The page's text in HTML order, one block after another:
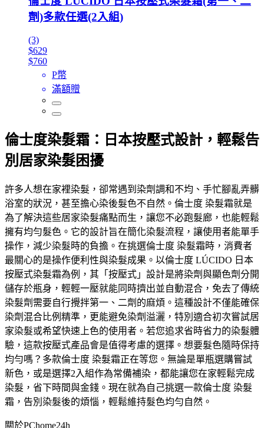
劑)多款任選(2入組)
(3)
$629
$760
P幣
滿額贈
倫士度染髮霜：日本按壓式設計，輕鬆告
別居家染髮困擾
許多人想在家裡染髮，卻常遇到染劑調和不均、手忙腳亂弄髒
浴室的狀況，甚至擔心染後髮色不自然。倫士度 染髮霜就是
為了解決這些居家染髮痛點而生，讓您不必跑髮廊，也能輕鬆
擁有均勻髮色。它的設計旨在簡化染髮流程，讓使用者能單手
操作，減少染髮時的負擔。在挑選倫士度 染髮霜時，消費者
最關心的是操作便利性與染髮成果。以倫士度 LÚCIDO 日本
按壓式染髮霜為例，其「按壓式」設計是將染劑與顯色劑分開
儲存於瓶身，輕輕一壓就能同時擠出並自動混合，免去了傳統
染髮劑需要自行攪拌第一、二劑的麻煩。這種設計不僅能確保
染劑混合比例精準，更能避免染劑溢灑，特別適合初次嘗試居
家染髮或希望快速上色的使用者。若您追求省時省力的染髮體
驗，這款按壓式產品會是值得考慮的選擇。想要髮色隨時保持
均勻嗎？多款倫士度 染髮霜正在等您。無論是單瓶選購嘗試
新色，或是選擇2入組作為常備補染，都能讓您在家輕鬆完成
染髮，省下時間與金錢。現在就為自己挑選一款倫士度 染髮
霜，告別染髮後的煩惱，輕鬆維持髮色均勻自然。
關於PChome24h